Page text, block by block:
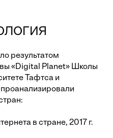
результатом
«Digital Planet» Школы
Тафтса и
в стране, 2017 г.